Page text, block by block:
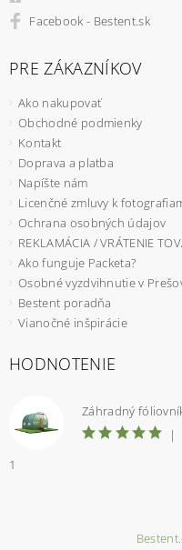
Facebook - Bestent.sk
PRE ZÁKAZNÍKOV
Ako nakupovať
Obchodné podmienky
Kontakt
Doprava a platba
Napíšte nám
Licenčné zmluvy k
Ochrana osobných údajov
REKLAMÁCIA / VRÁTENIE
Ako funguje Packeta?
Osobné vyzdvihnutie v
Bestent poradňa
Vianočné inšpirácie
HODNOTENIE
Záhradný
|
1